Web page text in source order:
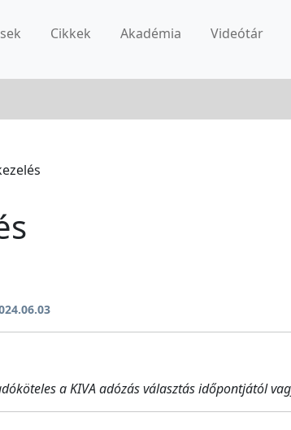
Cikkek Akadémia Videótár
a KIVA adózás választás időpontjától